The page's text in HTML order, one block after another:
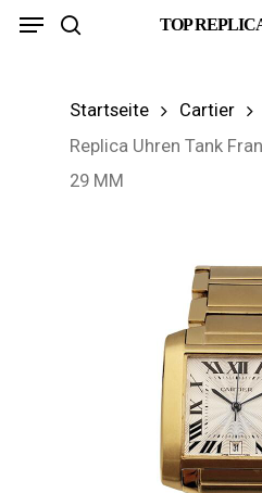
Skip
TOP
Menu
Startseite Cartier
Replica Uhren Tank
29 MM